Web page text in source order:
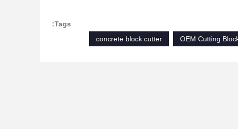
Tags:
OEM Cutting
concrete block cutter